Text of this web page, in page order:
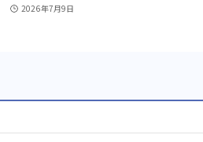
2026年7月9日